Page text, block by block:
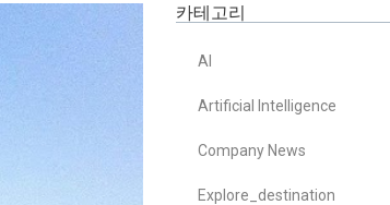
카테고리
AI
Artificial Intelligence
Company News
Explore_destination